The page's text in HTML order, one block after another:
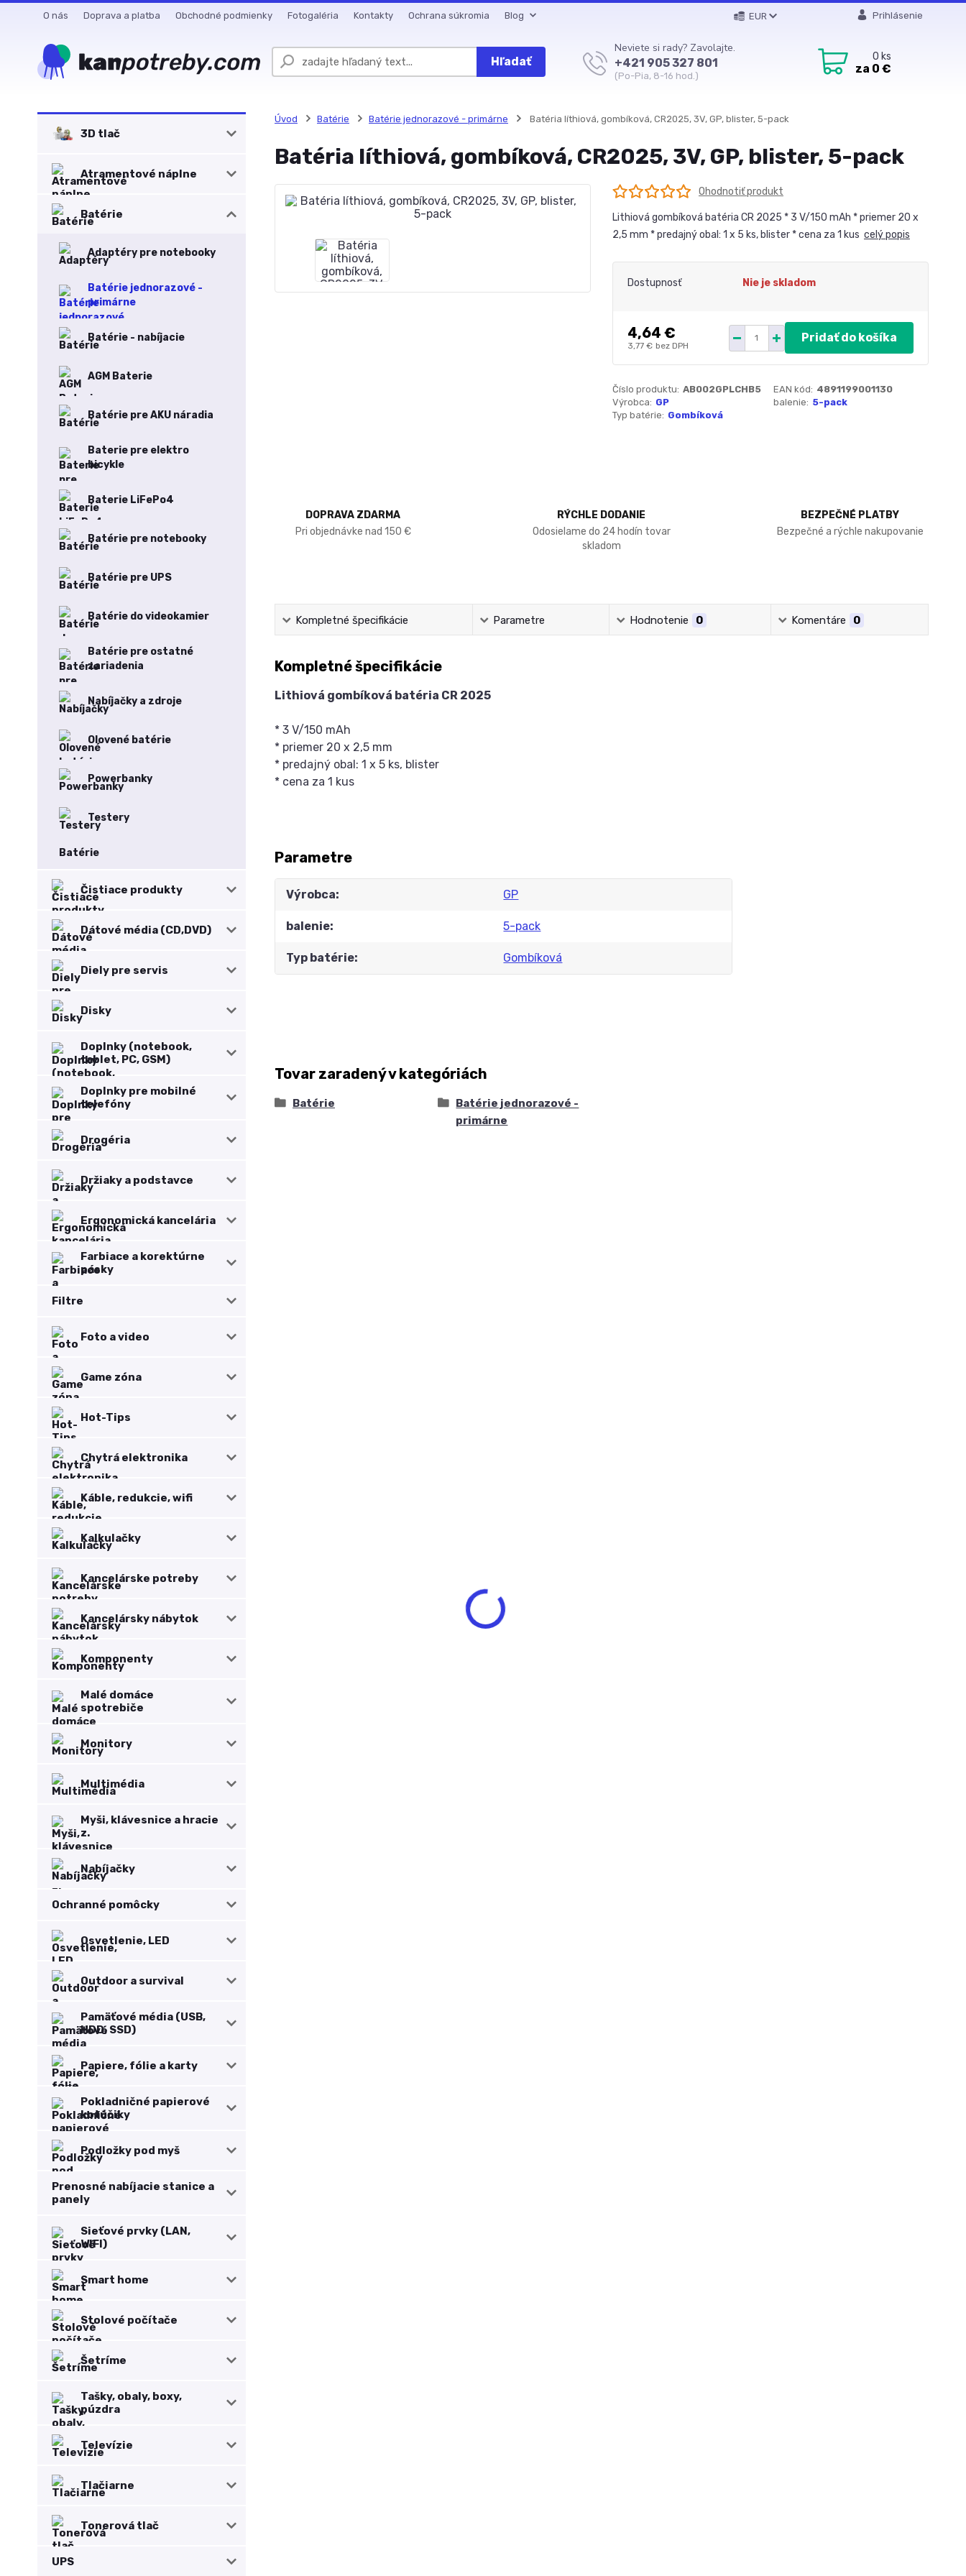
O nás Doprava a platba Obchodné podmienky Fotogaléria Kontakty Ochrana súkromia Blog EUR Prihlásenie
Hľadať
Neviete si rady? Zavolajte.
+421 905 327 801
(Po-Pia, 8-16 hod.)
0 ks
za 0 €
3D tlač
Atramentové náplne
Batérie
Adaptéry pre notebooky
Batérie jednorazové -
primárne
Batérie - nabíjacie
AGM Baterie
Batérie pre AKU náradia
Baterie pre elektro
bicykle
Baterie LiFePo4
Batérie pre notebooky
Batérie pre UPS
Batérie do videokamier
Batérie pre ostatné
zariadenia
Nabíjačky a zdroje
Olovené batérie
Powerbanky
Testery
Batérie
Čistiace produkty
Dátové média (CD,DVD)
Diely pre servis
Disky
Doplnky (notebook,
tablet, PC, GSM)
Doplnky pre mobilné
telefóny
Drogéria
Držiaky a podstavce
Ergonomická kancelária
Farbiace a korektúrne
pásky
Filtre
Foto a video
Game zóna
Hot-Tips
Chytrá elektronika
Káble, redukcie, wifi
Kalkulačky
Kancelárske potreby
Kancelársky nábytok
Komponenty
Malé domáce
spotrebiče
Monitory
Multimédia
Myši, klávesnice a hracie
z.
Nabíjačky
Ochranné pomôcky
Osvetlenie, LED
Outdoor a survival
Pamäťové média (USB,
HDD, SSD)
Papiere, fólie a karty
Pokladničné papierové
kotúčiky
Podložky pod myš
Prenosné nabíjacie stanice a
panely
Sieťové prvky (LAN,
WIFI)
Smart home
Stolové počítače
Šetríme
Tašky, obaly, boxy,
púzdra
Televízie
Tlačiarne
Tonerová tlač
UPS
Úvod Batérie Batérie jednorazové - primárne Batéria líthiová, gombíková, CR2025, 3V, GP, blister, 5-pack
Batéria líthiová, gombíková, CR2025, 3V, GP, blister, 5-pack
Ohodnotiť produkt
Lithiová gombíková batéria CR 2025 * 3 V/150 mAh * priemer 20 x
2,5 mm * predajný obal: 1 x 5 ks, blister * cena za 1 kus celý popis
Dostupnosť Nie je skladom
4,64 €
3,77 € bez DPH
Pridať do košíka
Číslo produktu: AB002GPLCHB5 EAN kód: 4891199001130
Výrobca: GP balenie: 5-pack
Typ batérie: Gombíková
DOPRAVA ZDARMA
Pri objednávke nad 150 €
RÝCHLE DODANIE
Odosielame do 24 hodín tovar
skladom
BEZPEČNÉ PLATBY
Bezpečné a rýchle nakupovanie
Kompletné špecifikácie Parametre Hodnotenie 0 Komentáre 0
Kompletné špecifikácie
Lithiová gombíková batéria CR 2025
* 3 V/150 mAh
* priemer 20 x 2,5 mm
* predajný obal: 1 x 5 ks, blister
* cena za 1 kus
Parametre
Výrobca GP
balenie 5-pack
Typ batérie Gombíková
Tovar zaradený v kategóriách
Batérie
Batérie jednorazové -
primárne